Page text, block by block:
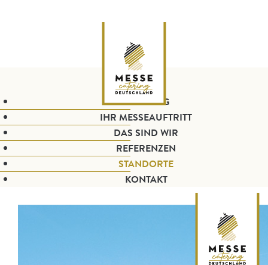
CATERING
IHR MESSEAUFTRITT
DAS SIND WIR
REFERENZEN
STANDORTE
KONTAKT